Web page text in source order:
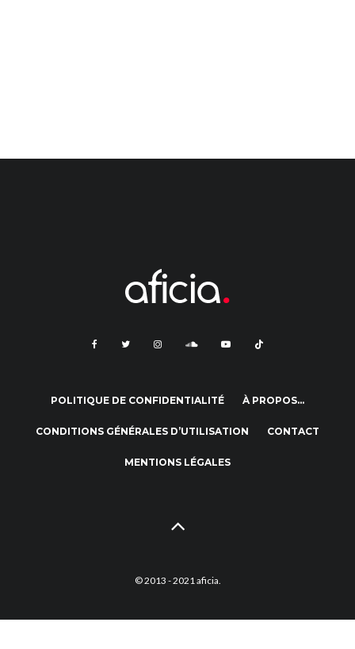
POLITIQUE DE CONFIDENTIALITÉ À PROPOS…
CONDITIONS GÉNÉRALES D’UTILISATION CONTACT
MENTIONS LÉGALES
© 2013 - 2021 aficia.